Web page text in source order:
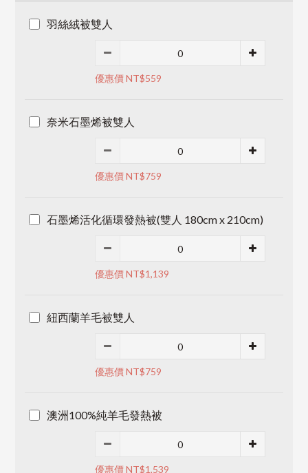
羽絲絨被雙人
優惠價 NT$559
奈米石墨烯被雙人
優惠價 NT$759
石墨烯活化循環發熱被(雙人 180cm x 210cm)
優惠價 NT$1,139
紐西蘭羊毛被雙人
優惠價 NT$759
澳洲100%純羊毛發熱被
優惠價 NT$1,539